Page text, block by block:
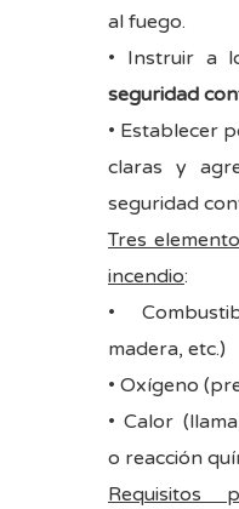
al fuego.
• Instruir a
seguridad
• Establecer
claras y
seguridad
Tres
incendio:
•
madera, etc.)
• Oxígeno
• Calor
o reacción